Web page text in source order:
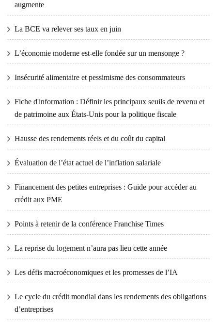
augmente
La BCE va relever ses taux en juin
L’économie moderne est-elle fondée sur un mensonge ?
Insécurité alimentaire et pessimisme des consommateurs
Fiche d'information : Définir les principaux seuils de revenu et
de patrimoine aux États-Unis pour la politique fiscale
Hausse des rendements réels et du coût du capital
Évaluation de l’état actuel de l’inflation salariale
Financement des petites entreprises : Guide pour accéder au
crédit aux PME
Points à retenir de la conférence Franchise Times
La reprise du logement n’aura pas lieu cette année
Les défis macroéconomiques et les promesses de l’IA
Le cycle du crédit mondial dans les rendements des obligations
d’entreprises